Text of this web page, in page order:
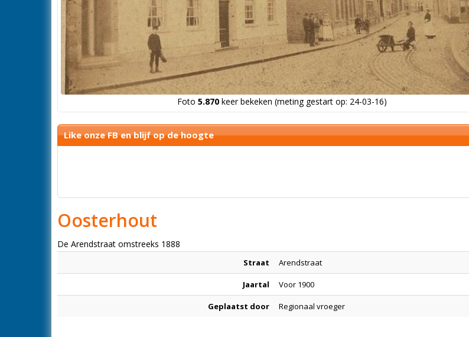
Foto 5.870keer bekeken (meting gestart op: 24-03-16)
Like onze FB en blijf op de hoogte
Oosterhout
De Arendstraat omstreeks 1888
Straat Arendstraat
Jaartal Voor 1900
Geplaatst door Regionaal vroeger